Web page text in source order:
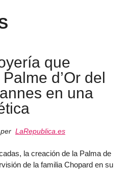
que
d’Or del
en una
per LaRepublica.es
la creación de la Palma de
de la familia Chopard en su